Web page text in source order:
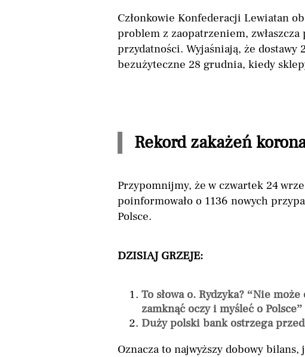
Członkowie Konfederacji Lewiatan
problem z zaopatrzeniem,
przydatności. Wyjaśniają, że dostawy
bezużyteczne 28 grudnia, kiedy
Rekord zakażeń
Przypomnijmy, że w czwartek 24
poinformowało o 1136 nowych
Polsce.
DZISIAJ GRZEJE:
To słowa o. Rydzyka? “Nie
zamknąć oczy i myśleć o Polsce”
Duży polski bank ostrzega
Oznacza to najwyższy dobowy